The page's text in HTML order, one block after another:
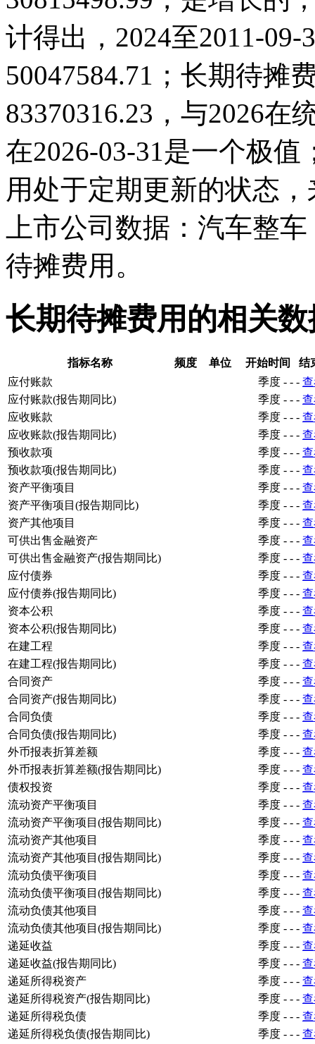
计得出，2024至2011-
50047584.71；长期待摊
83370316.23，与2026在
在2026-03-31是一个极
用处于定期更新的状态
上市公司数据：汽车整
待摊费用。
长期待摊费用的相关
指标名称 频度 单位 开始时间
结
应付账款
季度 - - -
应付账款(报告期同比)
季度 - - -
应收账款
季度 - - -
应收账款(报告期同比)
季度 - - -
预收款项
季度 - - -
预收款项(报告期同比)
季度 - - -
资产平衡项目
季度 - - -
资产平衡项目(报告期同比)
季度 - - -
资产其他项目
季度 - - -
可供出售金融资产
季度 - - -
可供出售金融资产(报告期同比)
季度 - - -
应付债券
季度 - - -
应付债券(报告期同比)
季度 - - -
资本公积
季度 - - -
资本公积(报告期同比)
季度 - - -
在建工程
季度 - - -
在建工程(报告期同比)
季度 - - -
合同资产
季度 - - -
合同资产(报告期同比)
季度 - - -
合同负债
季度 - - -
合同负债(报告期同比)
季度 - - -
外币报表折算差额
季度 - - -
外币报表折算差额(报告期同比)
季度 - - -
债权投资
季度 - - -
流动资产平衡项目
季度 - - -
流动资产平衡项目(报告期同比)
季度 - - -
流动资产其他项目
季度 - - -
流动资产其他项目(报告期同比)
季度 - - -
流动负债平衡项目
季度 - - -
流动负债平衡项目(报告期同比)
季度 - - -
流动负债其他项目
季度 - - -
流动负债其他项目(报告期同比)
季度 - - -
递延收益
季度 - - -
递延收益(报告期同比)
季度 - - -
递延所得税资产
季度 - - -
递延所得税资产(报告期同比)
季度 - - -
递延所得税负债
季度 - - -
递延所得税负债(报告期同比)
季度 - - -